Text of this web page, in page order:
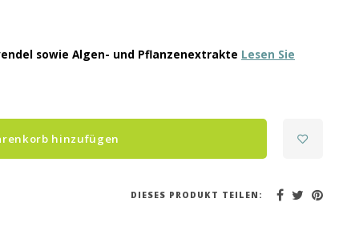
sowie Algen- und Pflanzenextrakte Lesen Sie
hinzufügen
DIESES PRODUKT TEILEN: